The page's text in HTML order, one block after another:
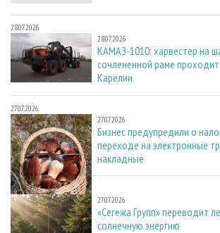
28.07.2026
28.07.2026
КАМАЗ-1010: харвестер на
сочлененной раме
Карелии
27.07.2026
27.07.2026
Бизнес предупредили о
переходе на электронные
накладные
27.07.2026
27.07.2026
«Сегежа Групп» переводит
солнечную энергию